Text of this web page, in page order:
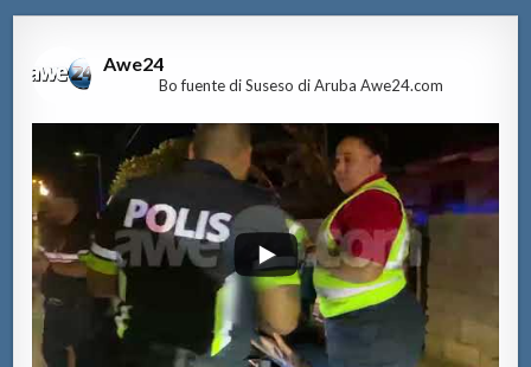
Awe24
Bo fuente di Suseso di Aruba Awe24.com